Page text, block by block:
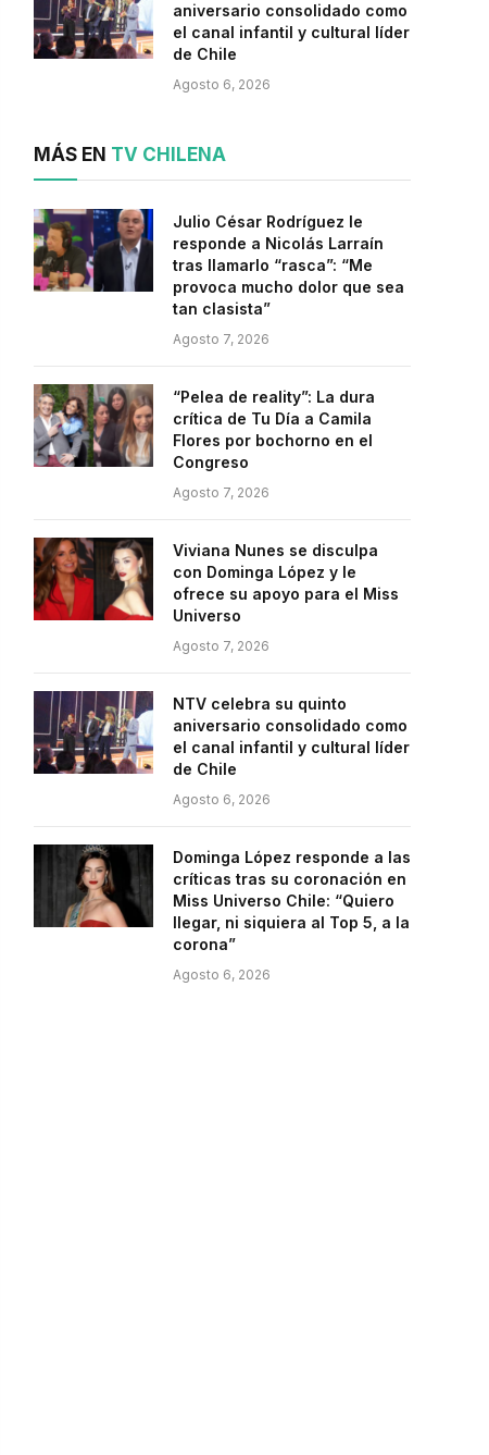
aniversario consolidado como
el canal infantil y cultural líder
de Chile
Agosto 6, 2026
MÁS EN TV CHILENA
Julio César Rodríguez le
responde a Nicolás Larraín
tras llamarlo “rasca”: “Me
provoca mucho dolor que sea
tan clasista”
Agosto 7, 2026
“Pelea de reality”: La dura
crítica de Tu Día a Camila
Flores por bochorno en el
Congreso
Agosto 7, 2026
Viviana Nunes se disculpa
con Dominga López y le
ofrece su apoyo para el Miss
Universo
Agosto 7, 2026
NTV celebra su quinto
aniversario consolidado como
el canal infantil y cultural líder
de Chile
Agosto 6, 2026
Dominga López responde a las
críticas tras su coronación en
Miss Universo Chile: “Quiero
llegar, ni siquiera al Top 5, a la
corona”
Agosto 6, 2026